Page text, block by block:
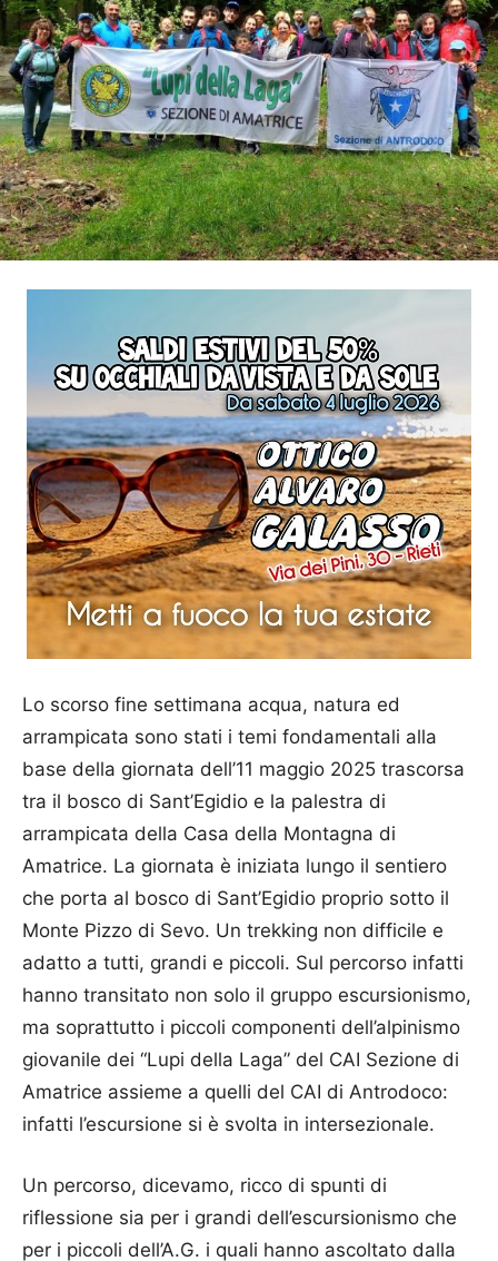
Lo scorso fine settimana acqua, natura ed
arrampicata sono stati i temi fondamentali alla
base della giornata dell’11 maggio 2025 trascorsa
tra il bosco di Sant’Egidio e la palestra di
arrampicata della Casa della Montagna di
Amatrice. La giornata è iniziata lungo il sentiero
che porta al bosco di Sant’Egidio proprio sotto il
Monte Pizzo di Sevo. Un trekking non difficile e
adatto a tutti, grandi e piccoli. Sul percorso infatti
hanno transitato non solo il gruppo escursionismo,
ma soprattutto i piccoli componenti dell’alpinismo
giovanile dei “Lupi della Laga” del CAI Sezione di
Amatrice assieme a quelli del CAI di Antrodoco:
infatti l’escursione si è svolta in intersezionale.
Un percorso, dicevamo, ricco di spunti di
riflessione sia per i grandi dell’escursionismo che
per i piccoli dell’A.G. i quali hanno ascoltato dalla